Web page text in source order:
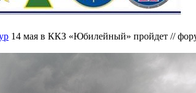
14 мая в ККЗ «Юбилейный» пройдет //